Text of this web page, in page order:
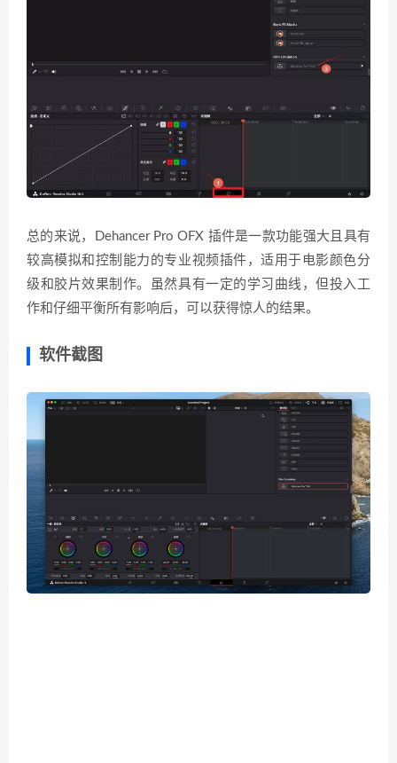
总的来说，Dehancer Pro OFX 插件是一款功能强大且具有
较高模拟和控制能力的专业视频插件，适用于电影颜色分
级和胶片效果制作。虽然具有一定的学习曲线，但投入工
作和仔细平衡所有影响后，可以获得惊人的结果。
软件截图